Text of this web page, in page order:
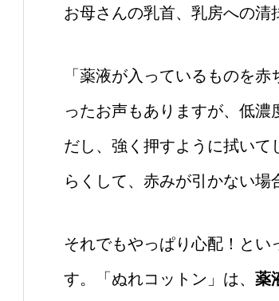
お母さんの乳首、乳房への清
「薬液が入っているものを
ったお声もありますが、低
だし、強く押すように拭い
らくして、赤みが引かない場
それでもやっぱり心配！と
す。「ぬれコットン」は、 薬